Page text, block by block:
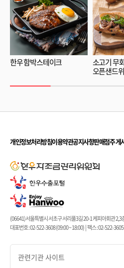
한우 함박스테이크
소고기 무
오픈샌드
개인정보처리방침이용약관공지사항판매점주 게
(06641)서울특별시 서초구 서리풀3길 20-1 케피아회관
대표번호 : 02-522-3608 (09:00 ~ 18:00) | 팩스 : 02-522-
관련기관 사이트